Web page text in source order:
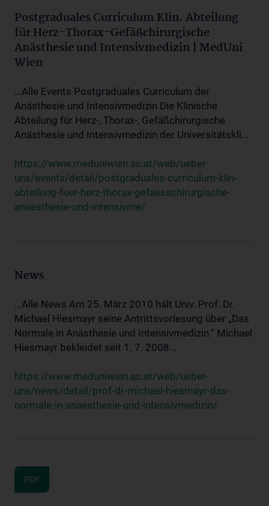
Postgraduales Curriculum Klin. Abteilung
für Herz-Thorax-Gefäßchirurgische
Anästhesie und Intensivmedizin | MedUni
Wien
...Alle Events Postgraduales Curriculum der
Anästhesie und Intensivmedizin Die Klinische
Abteilung für Herz-, Thorax-, Gefäßchirurgische
Anästhesie und Intensivmedizin der Universitätskli...
https://www.meduniwien.ac.at/web/ueber-
uns/events/detail/postgraduales-curriculum-klin-
abteilung-fuer-herz-thorax-gefaesschirurgische-
anaesthesie-und-intensivme/
News
...Alle News Am 25. März 2010 hält Univ. Prof. Dr.
Michael Hiesmayr seine Antrittsvorlesung über „Das
Normale in Anästhesie und Intensivmedizin.“ Michael
Hiesmayr bekleidet seit 1. 7. 2008...
https://www.meduniwien.ac.at/web/ueber-
uns/news/detail/prof-dr-michael-hiesmayr-das-
normale-in-anaesthesie-und-intensivmedizin/
PDF